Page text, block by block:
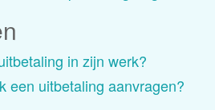
in zijn werk?
een uitbetaling aanvragen?